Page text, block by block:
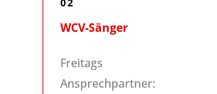
WCV-Sänger
Freitags
Ansprechpartner: